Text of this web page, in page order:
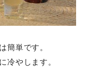
簡単です。
冷やします。